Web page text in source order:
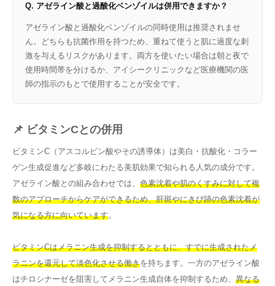
Q. アゼライン酸と過酸化ベンゾイルは併用できますか？
アゼライン酸と過酸化ベンゾイルの同時使用は推奨されませ
ん。どちらも抗菌作用を持つため、重ねて使うと肌に過度な刺
激を与えるリスクがあります。両方を使いたい場合は朝と夜で
使用時間帯を分けるか、アイシークリニックなど医療機関の医
師の指示のもとで使用することが安全です。
📌 ビタミンCとの併用
ビタミンC（アスコルビン酸やその誘導体）は美白・抗酸化・コラー
ゲン生成促進など多岐にわたる美肌効果で知られる人気の成分です。
アゼライン酸との組み合わせでは、 色素沈着や肌のくすみに対して複
数のアプローチからケアができるため、肝斑やにきび跡の色素沈着が
気になる方に向いています。
ビタミンCはメラニン生成を抑制するとともに、すでに生成されたメ
ラニンを還元して淡色化させる働きを持ちます。一方のアゼライン酸
はチロシナーゼを阻害してメラニン生成自体を抑制するため、 異なる